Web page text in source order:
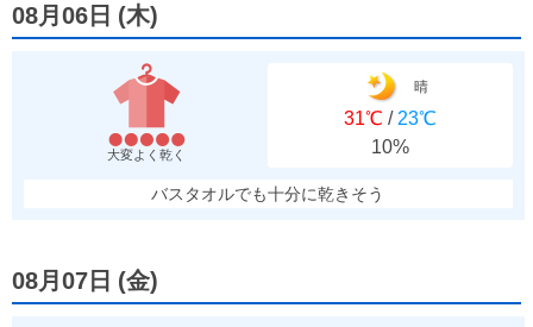
08月06日 (木)
大変よく乾く
晴
31℃ / 23℃
10%
バスタオルでも十分に乾きそう
08月07日 (金)